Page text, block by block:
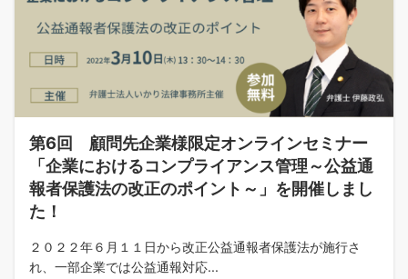
第6回 顧問先企業様限定オンラインセミナー
「企業におけるコンプライアンス管理～公益通
報者保護法の改正のポイント～」を開催しまし
た！
２０２２年６月１１日から改正公益通報者保護法が施行さ
れ、一部企業では公益通報対応...